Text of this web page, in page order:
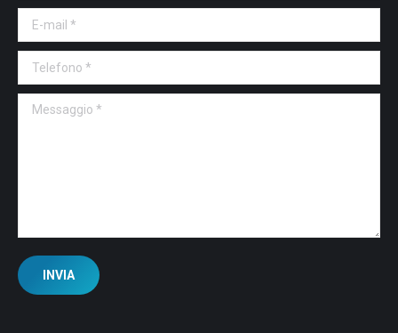
E-mail *
Telefono *
Messaggio *
INVIA